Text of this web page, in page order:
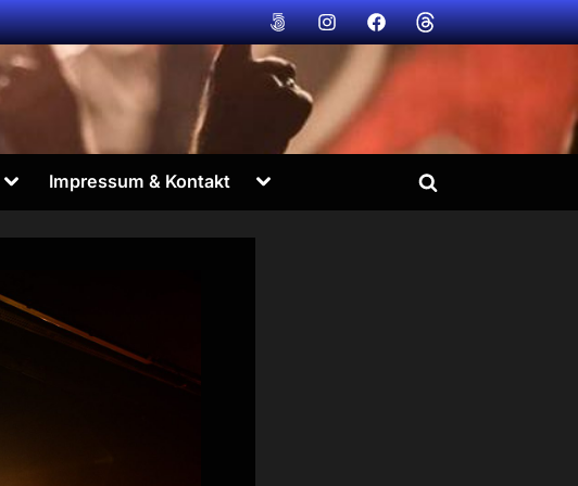
Bildvogt
@
500px
Bildvogt
@
instagram
Bildvogt
@
facebook
Bildvogt
@
Toggle
menu
Impressum & Kontakt
Toggle
menu
Toggle